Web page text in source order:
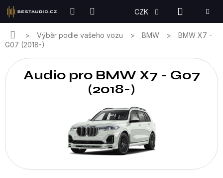
Přejít
obsah
CZK
KOŠÍK
DomůVýběr podle vašeho vozu BMW
BMW X7 -
G07 (2018-)
Audio pro BMW X7 - G07
(2018-)